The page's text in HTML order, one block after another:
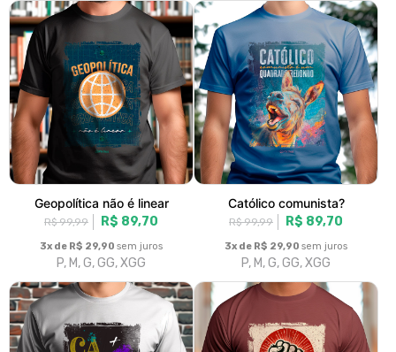
Geopolítica não é linear
R$ 99,99 R$ 89,70
3x de R$ 29,90 sem juros
P, M, G, GG, XGG
Católico comunista?
R$ 99,99 R$ 89,70
3x de R$ 29,90 sem juros
P, M, G, GG, XGG